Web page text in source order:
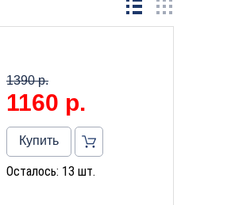
1390 р.
1160 р.
Купить
Осталось: 13 шт.